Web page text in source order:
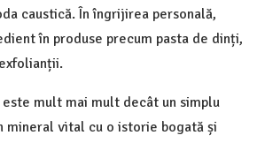
caustică. În îngrijirea personală,
în produse precum pasta de dinți,
este mult mai mult decât un simplu
mineral vital cu o istorie bogată și